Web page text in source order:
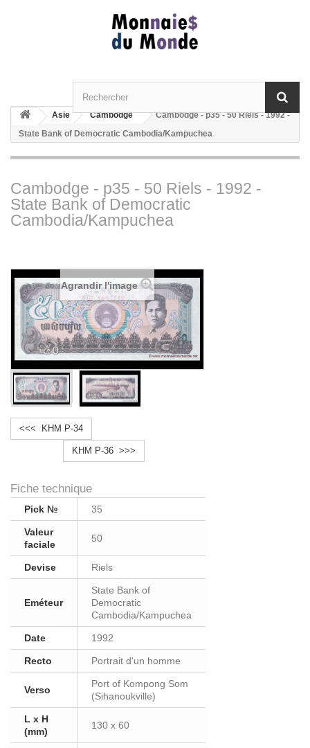
Asie Cambodge
Cambodge - p35 - 50 Riels - 1992 -
State Bank of Democratic Cambodia/Kampuchea
Cambodge - p35 - 50 Riels - 1992 -
State Bank of Democratic
Cambodia/Kampuchea
Agrandir l'image
<<< KHM P-34
KHM P-36 >>>
Fiche technique
Pick № 35
Valeur
faciale
50
Devise Riels
Eméteur
State Bank of
Democratic
Cambodia/Kampuchea
Date 1992
Recto Portrait d'un homme
Verso
Port of Kompong Som
(Sihanoukville)
L x H
(mm)
130 x 60